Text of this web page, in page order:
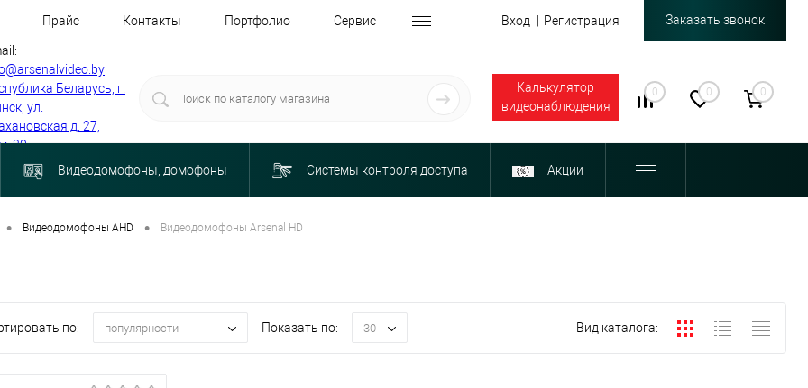
Прайс Контакты Портфолио Сервис Вход Регистрация Заказать звонок
Беларусь, г.
ул.
д. 27,
30
Калькулятор
видеонаблюдения
0 0 0
Видеодомофоны, домофоны Системы контроля доступа Акции
• Видеодомофоны AHD • Видеодомофоны Arsenal HD
по: популярности Показать по: 30 Вид каталога: